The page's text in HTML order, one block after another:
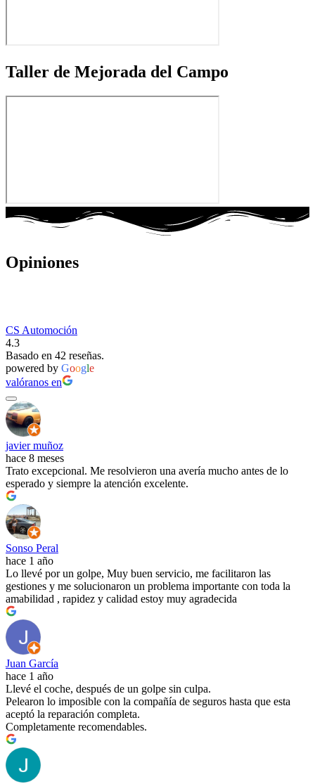
Taller de Mejorada del Campo
Opiniones
CS Automoción
4.3
Basado en 42 reseñas.
powered by Google
valóranos en
javier muñoz
hace 8 meses
Trato excepcional. Me resolvieron una avería mucho antes de lo
esperado y siempre la atención excelente.
Sonso Peral
hace 1 año
Lo llevé por un golpe, Muy buen servicio, me facilitaron las
gestiones y me solucionaron un problema importante con toda la
amabilidad , rapidez y calidad estoy muy agradecida
Juan García
hace 1 año
Llevé el coche, después de un golpe sin culpa.
Pelearon lo imposible con la compañía de seguros hasta que esta
aceptó la reparación completa.
Completamente recomendables.